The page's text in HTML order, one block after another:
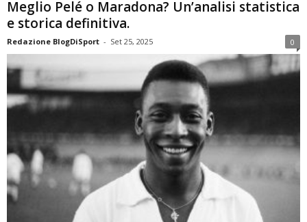
Meglio Pelé o Maradona? Un’analisi statistica
e storica definitiva.
Redazione BlogDiSport - Set 25, 2025 0